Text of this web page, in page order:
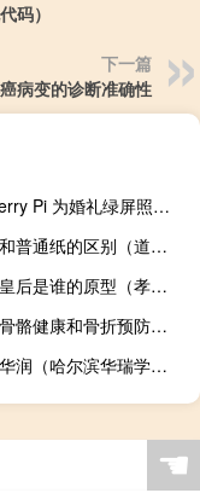
码）
下一篇
病变的诊断准确性
Raspberry Pi 为婚礼绿屏照相亭提供支持
道林纸和普通纸的区别（道林纸）
孝慈仁皇后是谁的原型（孝慈护理床）
加拿大骨骼健康和骨折预防综合新指南
哈尔滨华润（哈尔滨华瑞学院）
☚